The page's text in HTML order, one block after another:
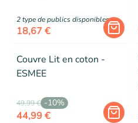
2type de publics disponibles
18,67 €
Couvre Lit en coton -
ESMEE
49,99 € -10%
44,99 €